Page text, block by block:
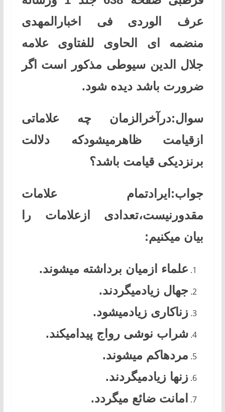
عرف الوردی فی اخبارالمهدی
منضمه ای الحاوی للفتاوی علامه
جلال الدین سیوطی مذکور است اگر
ضرورت باشد دیده شود.
سوال:درآخرالزمان چه علاماتی
ازقیامت ظاهرمیشودکه دلالت
برنزدیکی قیامت باشد؟
جواب:ایرادتمام علامات
مقدورنیست،تعدادی ازعلامات را
بیان میکنیم:
علماء ازمیان برداشته میشوند.
جهال زیادمیگردند.
زناکاری زیادمیشود.
شراب نوشی رواج پیدامیکند.
مردهاکم میشوند.
زنها زیادمیگردند.
امانت ضائع میگردد.